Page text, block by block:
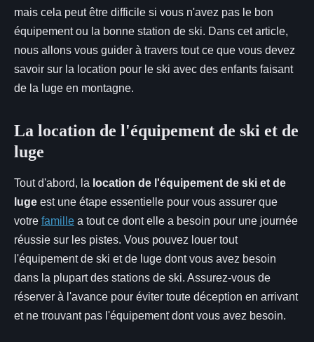
mais cela peut être difficile si vous n'avez pas le bon
équipement ou la bonne station de ski. Dans cet article,
nous allons vous guider à travers tout ce que vous devez
savoir sur la location pour le ski avec des enfants faisant
de la luge en montagne.
La location de l'équipement de ski et de
luge
Tout d'abord, la location de l'équipement de ski et de
luge est une étape essentielle pour vous assurer que
votre famille a tout ce dont elle a besoin pour une journée
réussie sur les pistes. Vous pouvez louer tout
l'équipement de ski et de luge dont vous avez besoin
dans la plupart des stations de ski. Assurez-vous de
réserver à l'avance pour éviter toute déception en arrivant
et ne trouvant pas l'équipement dont vous avez besoin.